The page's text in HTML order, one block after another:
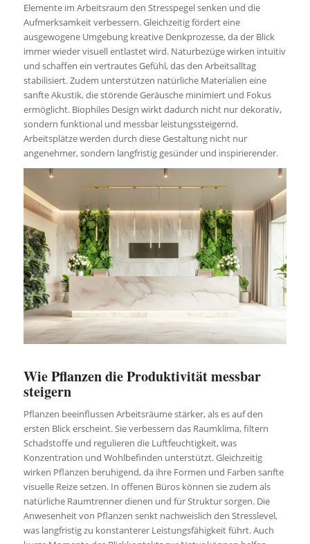
Elemente im Arbeitsraum den Stresspegel senken und die
Aufmerksamkeit verbessern. Gleichzeitig fördert eine
ausgewogene Umgebung kreative Denkprozesse, da der Blick
immer wieder visuell entlastet wird. Naturbezüge wirken intuitiv
und schaffen ein vertrautes Gefühl, das den Arbeitsalltag
stabilisiert. Zudem unterstützen natürliche Materialien eine
sanfte Akustik, die störende Geräusche minimiert und Fokus
ermöglicht. Biophiles Design wirkt dadurch nicht nur dekorativ,
sondern funktional und messbar leistungssteigernd.
Arbeitsplätze werden durch diese Gestaltung nicht nur
angenehmer, sondern langfristig gesünder und inspirierender.
Wie Pflanzen die Produktivität messbar
steigern
Pflanzen beeinflussen Arbeitsräume stärker, als es auf den
ersten Blick erscheint. Sie verbessern das Raumklima, filtern
Schadstoffe und regulieren die Luftfeuchtigkeit, was
Konzentration und Wohlbefinden unterstützt. Gleichzeitig
wirken Pflanzen beruhigend, da ihre Formen und Farben sanfte
visuelle Reize setzen. In offenen Büros können sie zudem als
natürliche Raumtrenner dienen und für Struktur sorgen. Die
Anwesenheit von Pflanzen senkt nachweislich den Stresslevel,
was langfristig zu konstanterer Leistungsfähigkeit führt. Auch